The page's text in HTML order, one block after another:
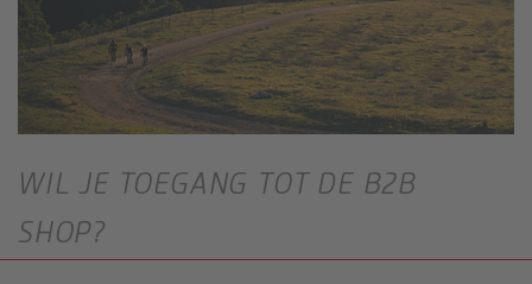
WIL JE TOEGANG TOT DE B2B
SHOP?